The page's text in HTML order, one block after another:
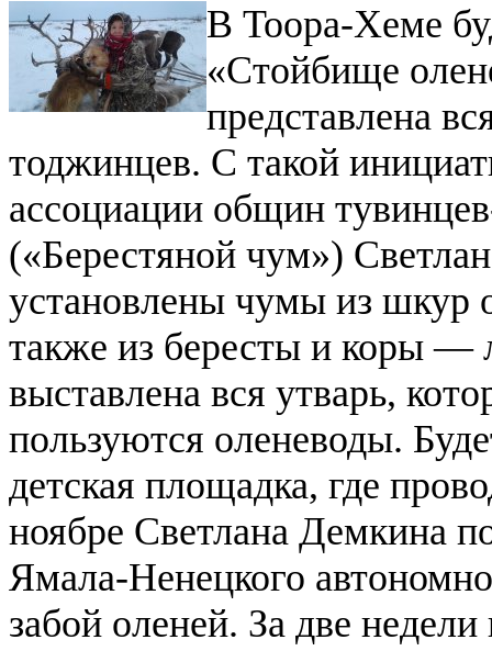
В Тоора-Хеме
«Стойбище
представлена
тоджинцев. С такой
ассоциации общин
(«Берестяной чум»)
установлены чумы из шкур
также из бересты и коры —
выставлена вся утварь,
пользуются оленеводы.
детская площадка, где
ноябре Светлана Демкина
Ямала-Ненецкого
забой оленей. За две